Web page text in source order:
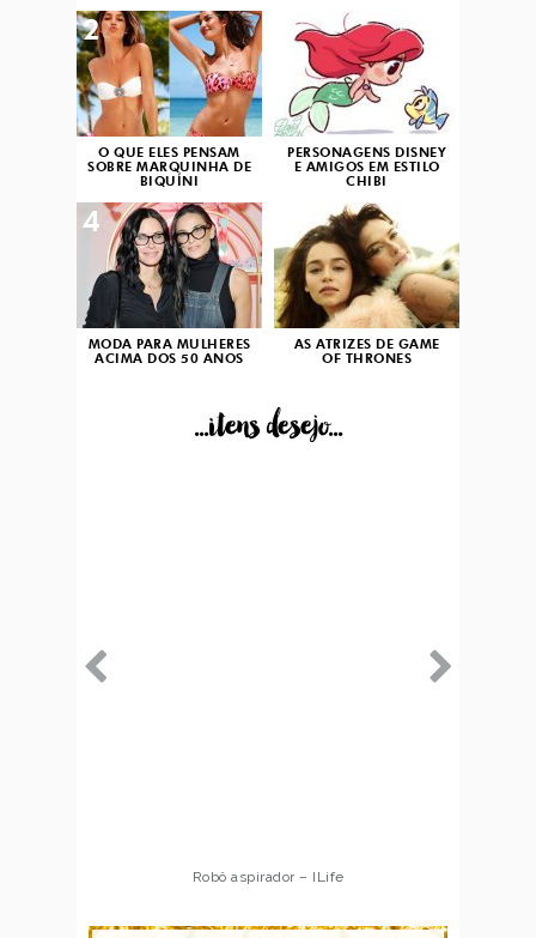
O QUE ELES PENSAM
SOBRE MARQUINHA DE
BIQUÍNI
2
PERSONAGENS DISNEY
E AMIGOS EM ESTILO
CHIBI
3
MODA PARA MULHERES
ACIMA DOS 50 ANOS
4
AS ATRIZES DE GAME
OF THRONES
...itens desejo...
Robô aspirador – ILife